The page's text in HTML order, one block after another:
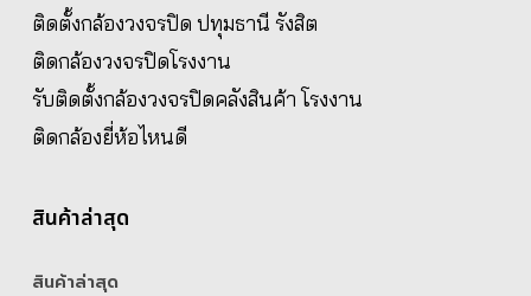
ติดตั้งกล้องวงจรปิด ปทุมธานี รังสิต
ติดกล้องวงจรปิดโรงงาน
รับติดตั้งกล้องวงจรปิดคลังสินค้า โรงงาน
ติดกล้องยี่ห้อไหนดี
สินค้าล่าสุด
สินค้าล่าสุด